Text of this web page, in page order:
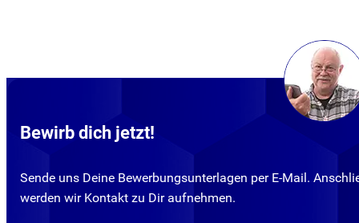
Bewirb dich jetzt!
Sende uns Deine Bewerbungsunterlagen per E-Mail.
werden wir Kontakt zu Dir aufnehmen.